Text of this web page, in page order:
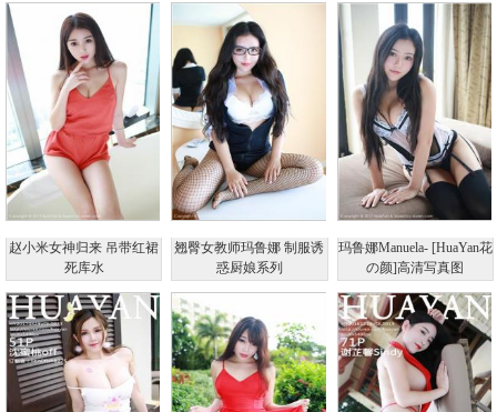
赵小米女神归来 吊带红裙
死库水
翘臀女教师玛鲁娜 制服诱
惑厨娘系列
玛鲁娜Manuela- [HuaYan花
の颜]高清写真图